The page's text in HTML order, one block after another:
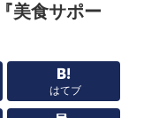
美食サポー
はてブ